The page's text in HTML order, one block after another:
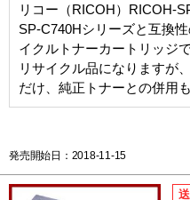
リコー（RICOH）RICOH-
SP-C740Hシリーズと互換
イクルトナーカートリッジで
リサイクル品になりますが
だけ、純正トナーとの併用
発売開始日：2018-11-15